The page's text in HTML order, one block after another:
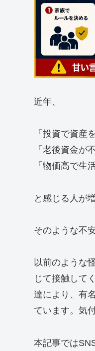
近年、
「投資で資産
「老後資金が
「物価高で生
と感じる人が
そのような不
以前のような
じて接触して
達により、有
ています。気
本記事では